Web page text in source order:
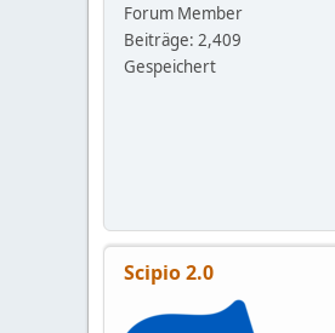
Forum Member
Beiträge: 2,409
Gespeichert
Scipio 2.0